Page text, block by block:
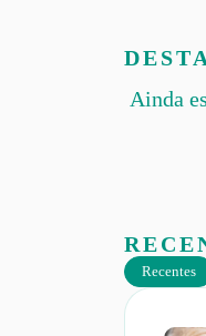
Ainda
Recentes